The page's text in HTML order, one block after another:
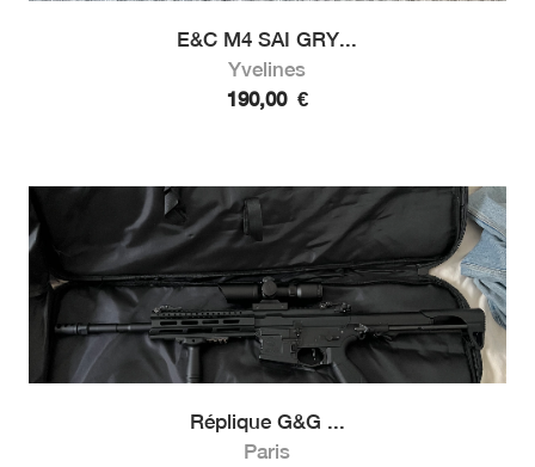
E&C M4 SAI GRY...
Yvelines
190,00 €
Réplique G&G ...
Paris